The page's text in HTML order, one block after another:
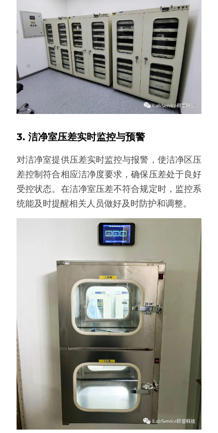
3. 洁净室压差实时监控与预警
对洁净室提供压差实时监控与报警，使洁净区压
差控制符合相应洁净度要求，确保压差处于良好
受控状态。在洁净室压差不符合规定时，监控系
统能及时提醒相关人员做好及时防护和调整。